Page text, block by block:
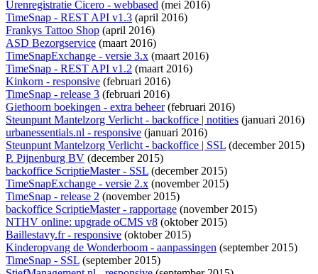
Urenregistratie Cicero - webbased (mei 2016)
TimeSnap - REST API v1.3 (april 2016)
Frankys Tattoo Shop (april 2016)
ASD Bezorgservice (maart 2016)
TimeSnapExchange - versie 3.x (maart 2016)
TimeSnap - REST API v1.2 (maart 2016)
Kinkorn - responsive (februari 2016)
TimeSnap - release 3 (februari 2016)
Giethoorn boekingen - extra beheer(februari 2016)
Steunpunt Mantelzorg Verlicht - backoffice | notities (januari 2016)
urbanessentials.nl - responsive (januari 2016)
Steunpunt Mantelzorg Verlicht - backoffice | SSL (december 2015)
P. Pijnenburg BV (december 2015)
backoffice ScriptieMaster - SSL (december 2015)
TimeSnapExchange - versie 2.x (november 2015)
TimeSnap - release 2 (november 2015)
backoffice ScriptieMaster - rapportage (november 2015)
NTHV online: upgrade oCMS v8 (oktober 2015)
Baillestavy.fr - responsive (oktober 2015)
Kinderopvang de Wonderboom - aanpassingen (september 2015)
TimeSnap - SSL (september 2015)